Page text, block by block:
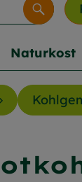
Naturkost
zu Favouriten